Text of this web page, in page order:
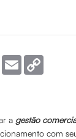
LinkedInEmail
a gestão
com